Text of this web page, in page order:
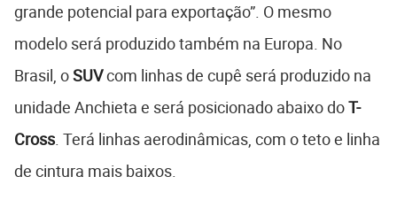
grande potencial para exportação”. O mesmo
modelo será produzido também na Europa. No
Brasil, oSUVcom linhas de cupê será produzido na
unidade Anchieta e será posicionado abaixo doT-
Cross. Terá linhas aerodinâmicas, com o teto e linha
de cintura mais baixos.